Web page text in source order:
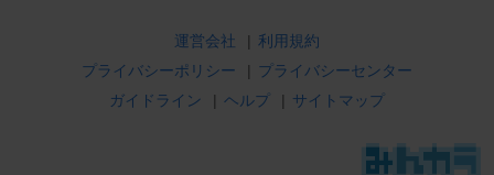
運営会社 | 利用規約
プライバシーポリシー
| プライバシーセンター
ガイドライン
| ヘルプ | サイトマップ